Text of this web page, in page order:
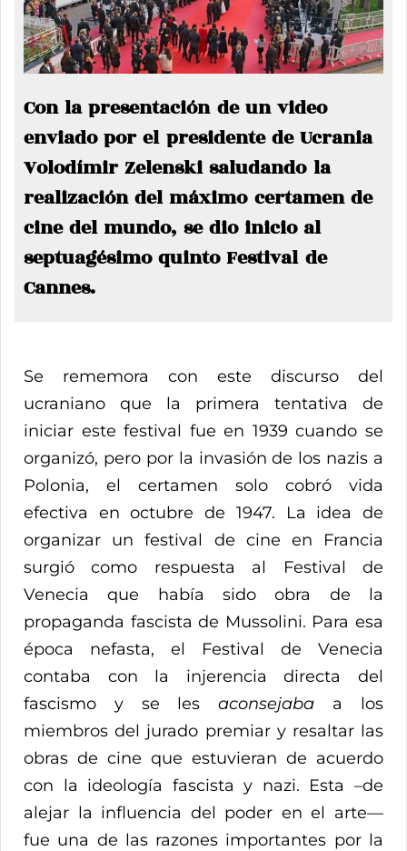
Con la presentación de un video
enviado por el presidente de Ucrania
Volodímir Zelenski saludando la
realización del máximo certamen de
cine del mundo, se dio inicio al
septuagésimo quinto Festival de
Cannes.
Se rememora con este discurso del
ucraniano que la primera tentativa de
iniciar este festival fue en 1939 cuando se
organizó, pero por la invasión de los nazis a
Polonia, el certamen solo cobró vida
efectiva en octubre de 1947. La idea de
organizar un festival de cine en Francia
surgió como respuesta al Festival de
Venecia que había sido obra de la
propaganda fascista de Mussolini. Para esa
época nefasta, el Festival de Venecia
contaba con la injerencia directa del
fascismo y se lesaconsejaba a los
miembros del jurado premiar y resaltar las
obras de cine que estuvieran de acuerdo
con la ideología fascista y nazi. Esta –de
alejar la influencia del poder en el arte—
fue una de las razones importantes por la